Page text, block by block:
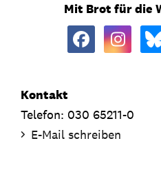
Mit Brot für die
Kontakt
Telefon: 030 65211-0
E-Mail schreiben